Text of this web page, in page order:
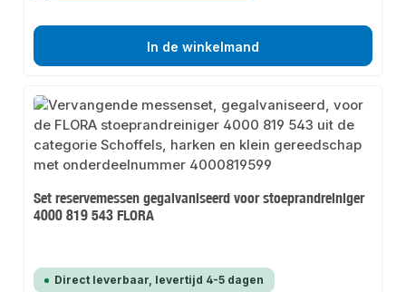
In de winkelmand
Set reservemessen gegalvaniseerd voor stoeprandreiniger
4000 819 543 FLORA
Direct leverbaar, levertijd 4-5 dagen